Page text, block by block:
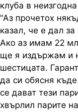
клуба в
"Аз прочетох
казал, че е дал
Ако аз имам 22
ще я издържам и
шестицата.
да си обясня
се дават тези
хвърлил парите